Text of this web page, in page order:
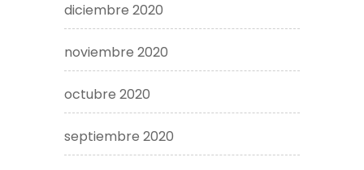
diciembre 2020
noviembre 2020
octubre 2020
septiembre 2020